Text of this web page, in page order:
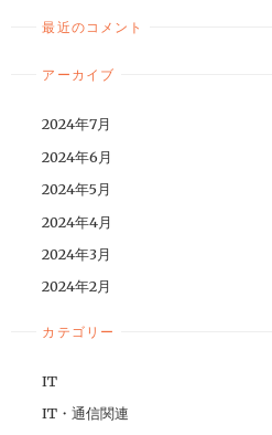
最近のコメント
アーカイブ
2024年7月
2024年6月
2024年5月
2024年4月
2024年3月
2024年2月
カテゴリー
IT
IT・通信関連